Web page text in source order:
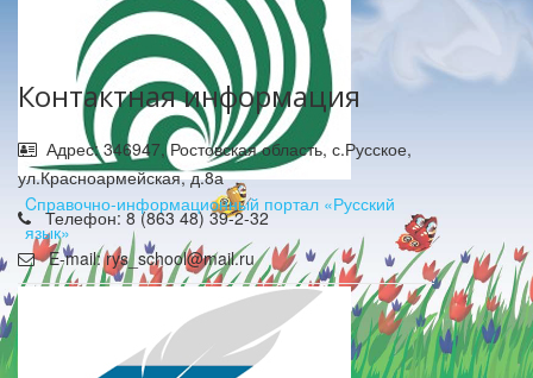
Cправочно-информационный портал «Русский
язык»
Контактная информация
Адрес: 346947, Ростовская область, с.Русское,
ул.Красноармейская, д.8а
Телефон: 8 (863 48) 39-2-32
E-mail: rys_school@mail.ru